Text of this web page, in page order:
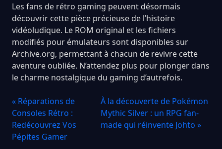
Les fans de rétro gaming peuvent désormais
découvrir cette pièce précieuse de l’histoire
vidéoludique. Le ROM original et les fichiers
modifiés pour émulateurs sont disponibles sur
Archive.org, permettant à chacun de revivre cette
aventure oubliée. N’attendez plus pour plonger dans
le charme nostalgique du gaming d’autrefois.
« Réparations de
Consoles Rétro :
Redécouvrez Vos
Pépites Gamer
À la découverte de Pokémon
Mythic Silver : un RPG fan-
made qui réinvente Johto »